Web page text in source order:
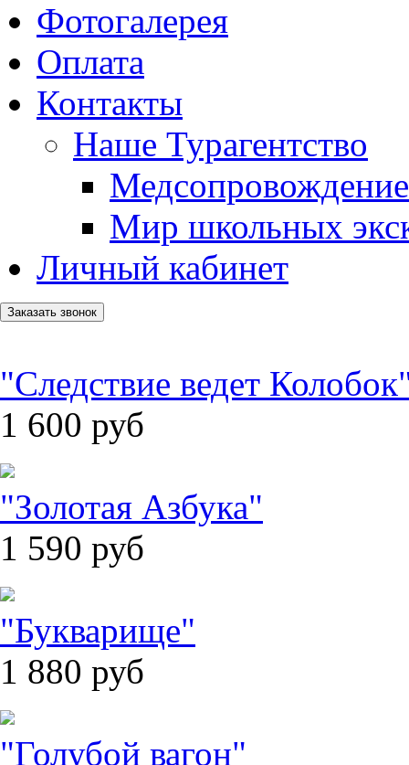
Фотогалерея
Оплата
Контакты
Наше Турагентство
Медсопровождение
Мир школьных
Личный кабинет
Заказать звонок
"Следствие ведет
1 600 руб
"Золотая Азбука"
1 590 руб
"Букварище"
1 880 руб
"Голубой вагон"